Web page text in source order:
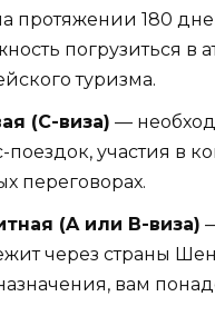
протяжении 180
погрузиться в
туризма.
(C-виза) —
поездок, участия в
переговорах.
(A или B-виза)
через страны
вам